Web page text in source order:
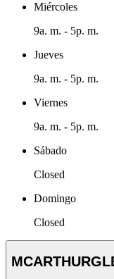
Miércoles
9a. m. - 5p. m.
Jueves
9a. m. - 5p. m.
Viernes
9a. m. - 5p. m.
Sábado
Closed
Domingo
Closed